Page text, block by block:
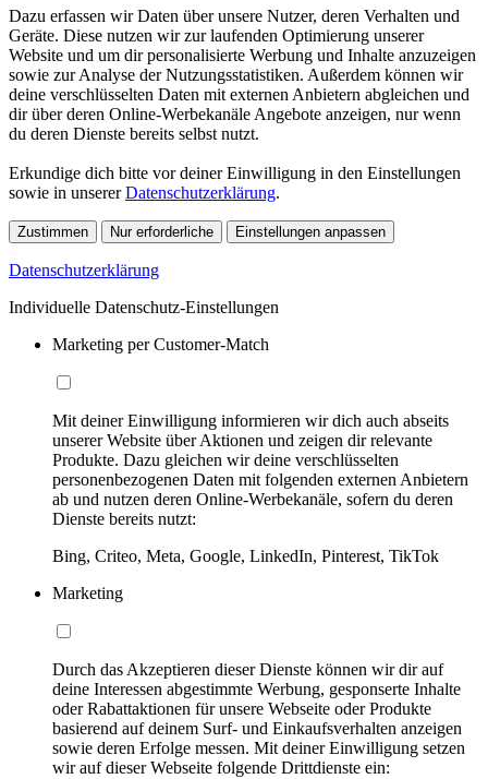
Dazu erfassen wir Daten über unsere Nutzer, deren Verhalten und
Geräte. Diese nutzen wir zur laufenden Optimierung unserer
Website und um dir personalisierte Werbung und Inhalte anzuzeigen
sowie zur Analyse der Nutzungsstatistiken. Außerdem können wir
deine verschlüsselten Daten mit externen Anbietern abgleichen und
dir über deren Online-Werbekanäle Angebote anzeigen, nur wenn
du deren Dienste bereits selbst nutzt.
Erkundige dich bitte vor deiner Einwilligung in den Einstellungen
sowie in unsererDatenschutzerklärung.
Zustimmen Nur erforderliche Einstellungen anpassen
Datenschutzerklärung
Individuelle Datenschutz-Einstellungen
Marketing per Customer-Match
Mit deiner Einwilligung informieren wir dich auch abseits
unserer Website über Aktionen und zeigen dir relevante
Produkte. Dazu gleichen wir deine verschlüsselten
personenbezogenen Daten mit folgenden externen Anbietern
ab und nutzen deren Online-Werbekanäle, sofern du deren
Dienste bereits nutzt:
Bing, Criteo, Meta, Google, LinkedIn, Pinterest, TikTok
Marketing
Durch das Akzeptieren dieser Dienste können wir dir auf
deine Interessen abgestimmte Werbung, gesponserte Inhalte
oder Rabattaktionen für unsere Webseite oder Produkte
basierend auf deinem Surf- und Einkaufsverhalten anzeigen
sowie deren Erfolge messen. Mit deiner Einwilligung setzen
wir auf dieser Webseite folgende Drittdienste ein: